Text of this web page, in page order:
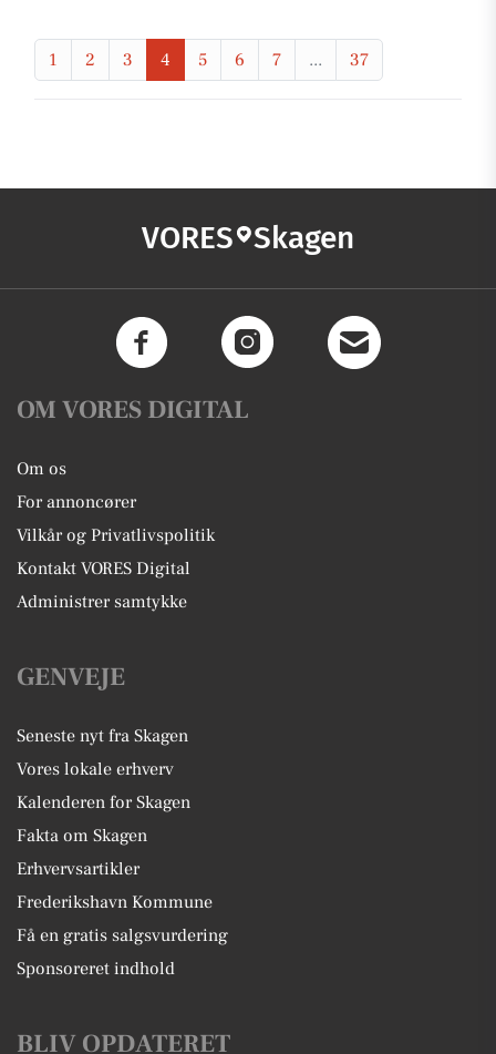
1 2 3 4 5 6 7 ... 37
VORES Skagen
OM VORES DIGITAL
Om os
For annoncører
Vilkår og Privatlivspolitik
Kontakt VORES Digital
Administrer samtykke
GENVEJE
Seneste nyt fra Skagen
Vores lokale erhverv
Kalenderen for Skagen
Fakta om Skagen
Erhvervsartikler
Frederikshavn Kommune
Få en gratis salgsvurdering
Sponsoreret indhold
BLIV OPDATERET